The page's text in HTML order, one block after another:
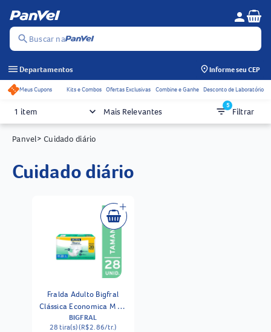
search Buscar na
Menu do
person
menu Departamentos Informe seu CEP
Acessos rápidos do cabeçalho
Meus Cupons Kits e Combos Ofertas Exclusivas Combine e Ganhe Desconto de Laboratório
1 item keyboard_arrow_down Mais Relevantes filter_list5
Filtrar
Panvel> Cuidado diário
cuidado diário
Fralda Adulto Bigfral
Clássica Economica M 28
Unidades
BIGFRAL
28 tira(s) (R$2.86/tr.)